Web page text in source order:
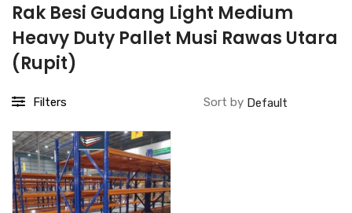
Rak Besi Gudang Light Medium
Heavy Duty Pallet Musi Rawas Utara
(Rupit)
Filters Sort by